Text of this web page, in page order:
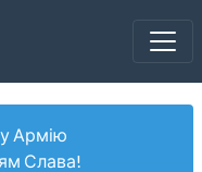
Армію
Слава!